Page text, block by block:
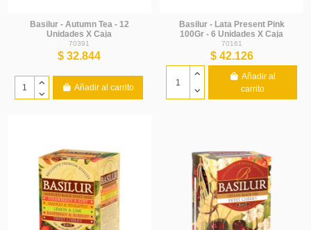
Basilur - Autumn Tea - 12
Unidades X Caja
70391
$ 32.844
Añadir al carrito
Basilur - Lata Present Pink
100Gr - 6 Unidades X Caja
70161
$ 42.126
Añadir al
carrito